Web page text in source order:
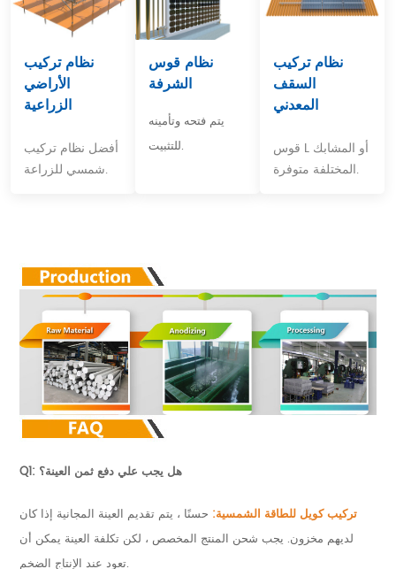
نظام تركيب
الأراضي
الزراعية
أفضل نظام تركيب
شمسي للزراعة.
نظام قوس
الشرفة
يتم فتحه وتأمينه
للتثبيت.
نظام تركيب
السقف
المعدني
قوس L أو المشابك
المختلفة متوفرة.
Q1: هل يجب علي دفع ثمن العينة؟
تركيب كويل للطاقة الشمسية: حسنًا ، يتم تقديم العينة المجانية إذا كان
لديهم مخزون. يجب شحن المنتج المخصص ، لكن تكلفة العينة يمكن أن
تعود عند الإنتاج الضخم.